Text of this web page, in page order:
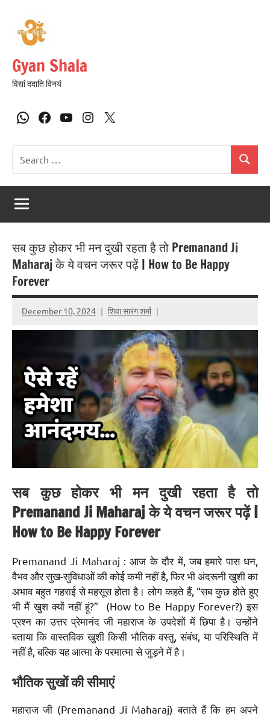
Gyan Shala
विद्यां ददाति विनयं
सब कुछ होकर भी मन दुखी रहता है तो Premanand Ji
Maharaj के ये वचन जरूर पढ़ें | How to Be Happy
Forever
December 10, 2024 शिवा सारंग शर्मा
सब कुछ होकर भी मन दुखी रहता है तो
Premanand Ji Maharaj के ये वचन जरूर पढ़ें |
How to Be Happy Forever
Premanand Ji Maharaj : आज के दौर में, जब हमारे पास धन,
वैभव और सुख-सुविधाओं की कोई कमी नहीं है, फिर भी अंदरूनी खुशी का
अभाव बहुत गहराई से महसूस होता है। लोग कहते हैं, “सब कुछ होते हुए
भी मैं खुश क्यों नहीं हूं?” (How to Be Happy Forever?) इस
प्रश्न का उत्तर प्रेमानंद जी महाराज के उपदेशों में छिपा है। उन्होंने
बताया कि वास्तविक खुशी किसी भौतिक वस्तु, संबंध, या परिस्थिति में
नहीं है, बल्कि यह आत्मा के परमात्मा से जुड़ने में है।
भौतिक सुखों की सीमाएं
महाराज जी (Premanand Ji Maharaj) बताते हैं कि हम अपने